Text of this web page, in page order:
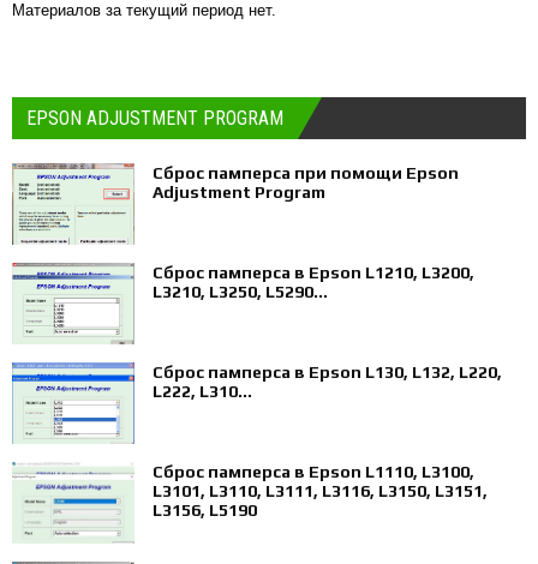
Материалов за текущий период нет.
EPSON ADJUSTMENT PROGRAM
Сброс памперса при помощи Epson
Adjustment Program
Сброс памперса в Epson L1210, L3200,
L3210, L3250, L5290...
Сброс памперса в Epson L130, L132, L220,
L222, L310...
Сброс памперса в Epson L1110, L3100,
L3101, L3110, L3111, L3116, L3150, L3151,
L3156, L5190